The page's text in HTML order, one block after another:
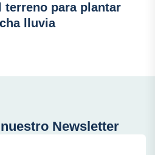
terreno para plantar
lluvia
Newsletter